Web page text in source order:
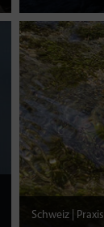
Schweiz | Praxis